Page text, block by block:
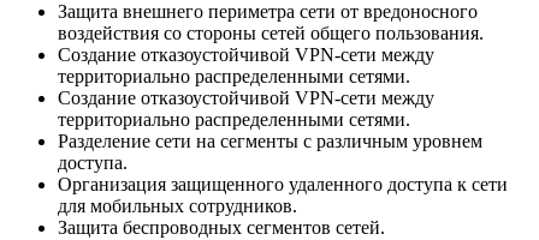
Защита внешнего периметра сети от вредоносного
воздействия со стороны сетей общего пользования.
Создание отказоустойчивой VPN-сети между
территориально распределенными сетями.
Создание отказоустойчивой VPN-сети между
территориально распределенными сетями.
Разделение сети на сегменты с различным уровнем
доступа.
Организация защищенного удаленного доступа к сети
для мобильных сотрудников.
Защита беспроводных сегментов сетей.